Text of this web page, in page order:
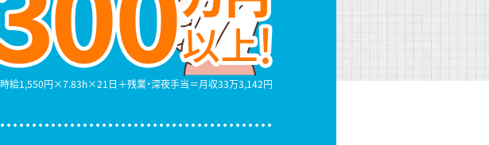
時給1,550円×7.83h×21日＋残業・深夜手当＝月収33万3,142円